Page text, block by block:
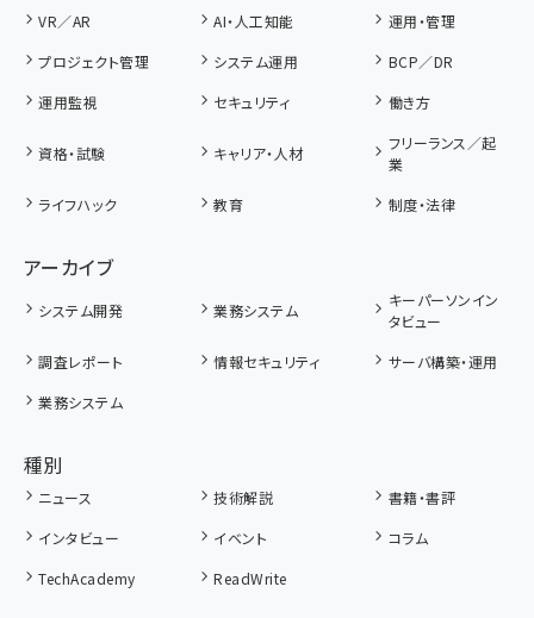
VR／AR
AI・人工知能
運用・管理
プロジェクト管理
システム運用
BCP／DR
運用監視
セキュリティ 働き方
資格・試験 キャリア・人材
フリーランス／起
業
ライフハック
教育 制度・法律
アーカイブ
システム開発 業務システム
キーパーソンイン
タビュー
調査レポート
情報セキュリティ
サーバ構築・運用
業務システム
種別
ニュース 技術解説
書籍・書評
インタビュー
イベント
コラム
TechAcademy
ReadWrite